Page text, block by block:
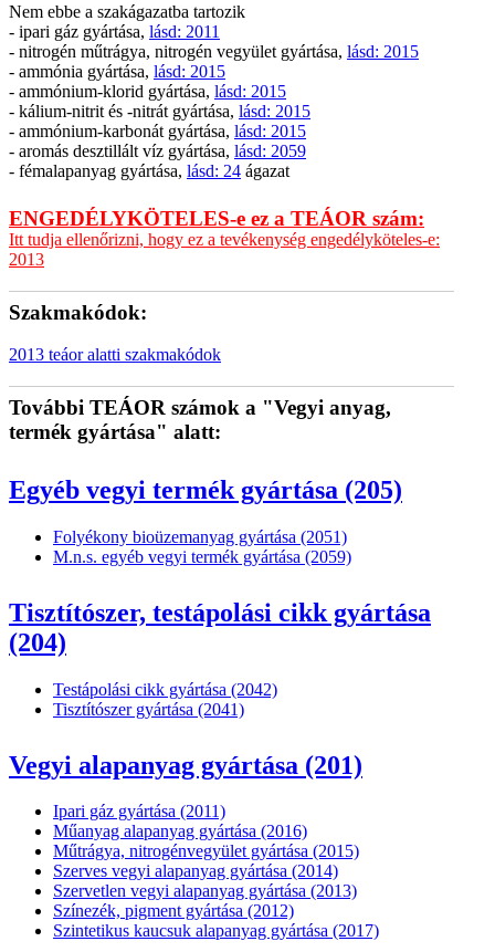
Nem ebbe a szakágazatba tartozik
- ipari gáz gyártása, lásd: 2011
- nitrogén műtrágya, nitrogén vegyület gyártása, lásd: 2015
- ammónia gyártása, lásd: 2015
- ammónium-klorid gyártása, lásd: 2015
- kálium-nitrit és -nitrát gyártása, lásd: 2015
- ammónium-karbonát gyártása, lásd: 2015
- aromás desztillált víz gyártása, lásd: 2059
- fémalapanyag gyártása, lásd: 24 ágazat
ENGEDÉLYKÖTELES-e ez a TEÁOR szám:
Itt tudja ellenőrizni, hogy ez a tevékenység engedélyköteles-e:
2013
Szakmakódok:
2013 teáor alatti szakmakódok
További TEÁOR számok a "Vegyi anyag,
termék gyártása" alatt:
Egyéb vegyi termék gyártása (205)
Folyékony bioüzemanyag gyártása (2051)
M.n.s. egyéb vegyi termék gyártása (2059)
Tisztítószer, testápolási cikk gyártása
(204)
Testápolási cikk gyártása (2042)
Tisztítószer gyártása (2041)
Vegyi alapanyag gyártása (201)
Ipari gáz gyártása (2011)
Műanyag alapanyag gyártása (2016)
Műtrágya, nitrogénvegyület gyártása (2015)
Szerves vegyi alapanyag gyártása (2014)
Szervetlen vegyi alapanyag gyártása (2013)
Színezék, pigment gyártása (2012)
Szintetikus kaucsuk alapanyag gyártása (2017)